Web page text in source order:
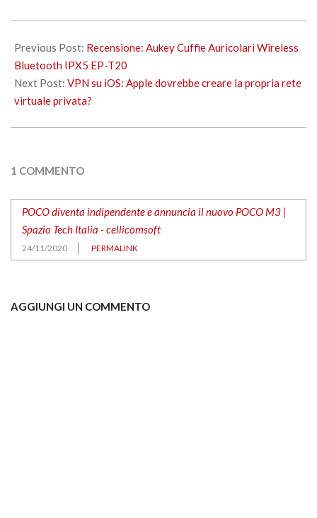
11-
24
Previous Post: Recensione: Aukey Cuffie Auricolari Wireless
Bluetooth IPX5 EP-T20
Next Post: VPN su iOS: Apple dovrebbe creare la propria rete
virtuale privata?
1 COMMENTO
POCO diventa indipendente e annuncia il nuovo POCO M3 |
Spazio Tech Italia - cellicomsoft
24/11/2020 PERMALINK
AGGIUNGI UN COMMENTO